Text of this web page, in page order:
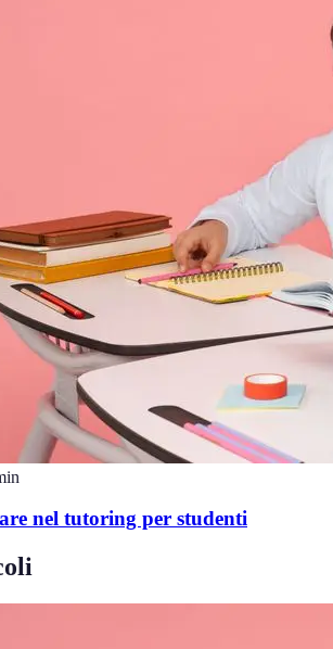
nel tutoring per studenti